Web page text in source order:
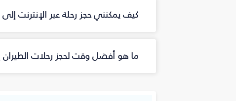
كيف يمكنني حجز رحلة عبر الإنترنت
ما هو أفضل وقت لحجز رحلات الطيران